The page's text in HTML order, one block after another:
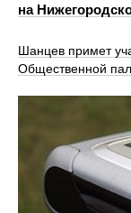
на
Шанцев примет
Общественной